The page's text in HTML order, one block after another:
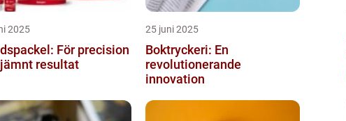
2025
För precision
resultat
25 juni 2025
Boktryckeri: En
revolutionerande
innovation